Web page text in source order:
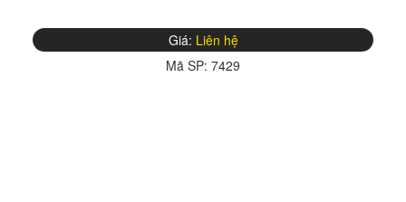
Giá: Liên hệ
Mã SP: 7429